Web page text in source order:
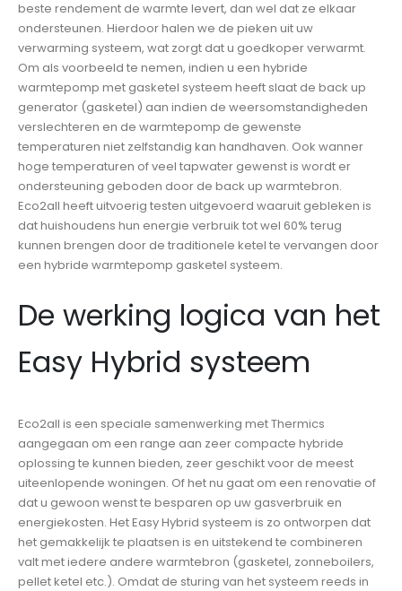
beste rendement de warmte levert, dan wel dat ze elkaar
ondersteunen. Hierdoor halen we de pieken uit uw
verwarming systeem, wat zorgt dat u goedkoper verwarmt.
Om als voorbeeld te nemen, indien u een hybride
warmtepomp met gasketel systeem heeft slaat de back up
generator (gasketel) aan indien de weersomstandigheden
verslechteren en de warmtepomp de gewenste
temperaturen niet zelfstandig kan handhaven. Ook wanner
hoge temperaturen of veel tapwater gewenst is wordt er
ondersteuning geboden door de back up warmtebron.
Eco2all heeft uitvoerig testen uitgevoerd waaruit gebleken is
dat huishoudens hun energie verbruik tot wel 60% terug
kunnen brengen door de traditionele ketel te vervangen door
een hybride warmtepomp gasketel systeem.
De werking logica van het
Easy Hybrid systeem
Eco2all is een speciale samenwerking met Thermics
aangegaan om een range aan zeer compacte hybride
oplossing te kunnen bieden, zeer geschikt voor de meest
uiteenlopende woningen. Of het nu gaat om een renovatie of
dat u gewoon wenst te besparen op uw gasverbruik en
energiekosten. Het Easy Hybrid systeem is zo ontworpen dat
het gemakkelijk te plaatsen is en uitstekend te combineren
valt met iedere andere warmtebron (gasketel, zonneboilers,
pellet ketel etc.). Omdat de sturing van het systeem reeds in